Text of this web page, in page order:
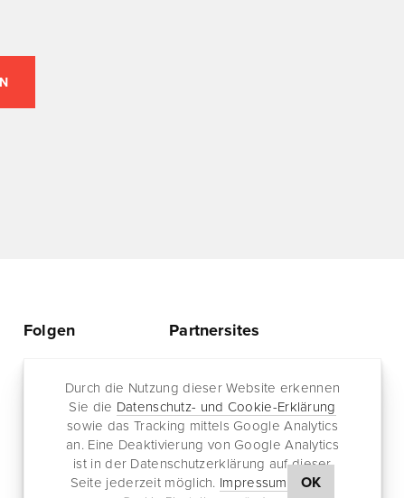
Durch die Nutzung dieser Website erkennen
Sie die Datenschutz- und Cookie-Erklärung
sowie das Tracking mittels Google Analytics
an. Eine Deaktivierung von Google Analytics
ist in der Datenschutzerklärung auf dieser
Seite jederzeit möglich. Impressum OK
Folgen
Facebook
RSS-Feed
Newsletter
Partnersites
Jazz for me